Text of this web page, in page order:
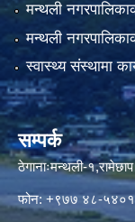
मन्थली
मन्थली
स्वास्थ्य संस्थामा
सम्पर्क
ठेगानाःमन्थली-१,रामेछाप
फोन: +९७७ ४८-